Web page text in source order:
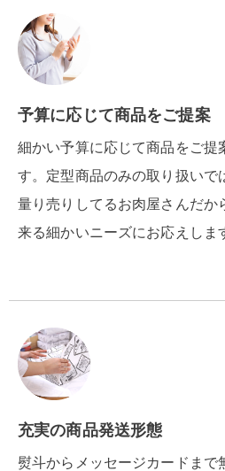
予算に応じて商品をご提案
細かい予算に応じて商品をご提
す。定型商品のみの取り扱いで
量り売りしてるお肉屋さんだか
来る細かいニーズにお応えしま
充実の商品発送形態
熨斗からメッセージカードまで